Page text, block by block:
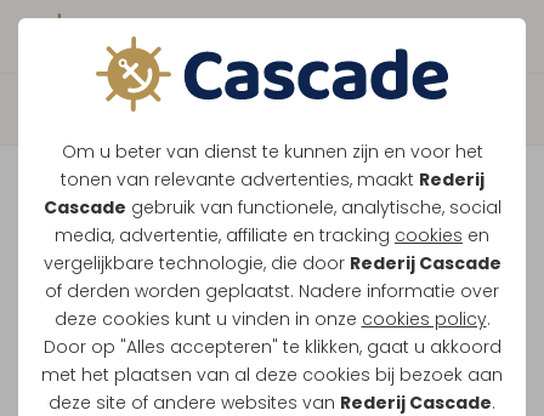
Om u beter van dienst te kunnen zijn en voor het
tonen van relevante advertenties, maakt Rederij
Cascade gebruik van functionele, analytische, social
media, advertentie, affiliate en tracking cookies en
vergelijkbare technologie, die door Rederij Cascade
of derden worden geplaatst. Nadere informatie over
deze cookies kunt u vinden in onze cookies policy.
Door op "Alles accepteren" te klikken, gaat u akkoord
met het plaatsen van al deze cookies bij bezoek aan
deze site of andere websites van Rederij Cascade.
Boek direct je vaart
Terug
Grensmaas Package Deal
Vaar door het grensgebied met lunch, Limburgse
vlaai of bittergarnituur en drankjes aan boord.
Onderweg zie je Koningsteen en De Spaanjerd.
Lunch en drankjes inbegrepen